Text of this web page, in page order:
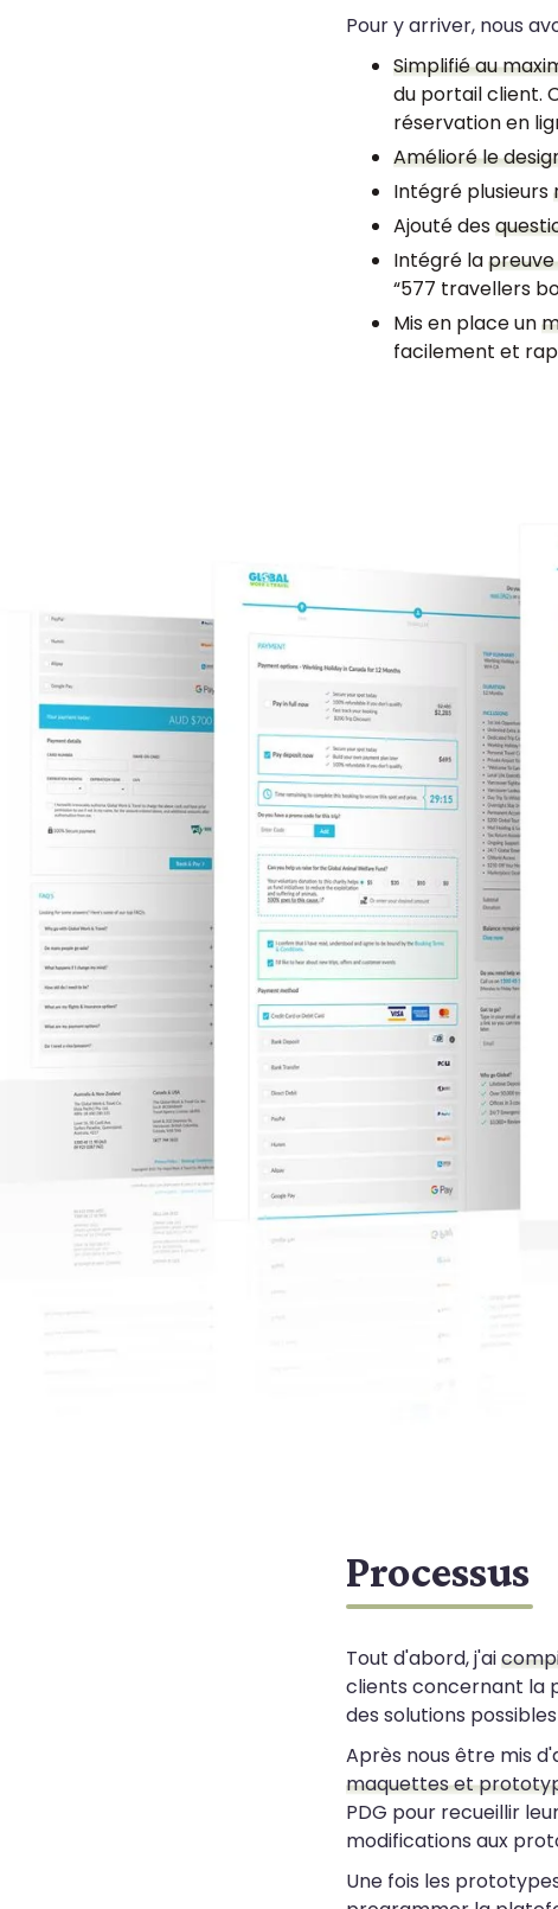
Pour y arriver, nous
Simplifié au
du portail client.
réservation en
Amélioré le
Intégré plusieurs
Ajouté des
Intégré la
“577 travellers
Mis en place un
facilement et
Processus
Tout d'abord, j'ai
clients concernant la
des solutions
Après nous être mis
maquettes et
PDG pour recueillir
modifications aux
Une fois les